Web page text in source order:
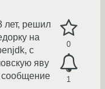
0
1
лет, решил
на
с
яву
сообщение